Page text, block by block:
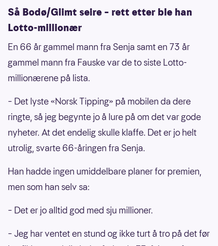
Så Bodø/Glimt seire – rett etter ble han
Lotto-millionær
En 66 år gammel mann fra Senja samt en 73 år
gammel mann fra Fauske var de to siste Lotto-
millionærene på lista.
– Det lyste «Norsk Tipping» på mobilen da dere
ringte, så jeg begynte jo å lure på om det var gode
nyheter. At det endelig skulle klaffe. Det er jo helt
utrolig, svarte 66-åringen fra Senja.
Han hadde ingen umiddelbare planer for premien,
men som han selv sa:
– Det er jo alltid god med sju millioner.
– Jeg har ventet en stund og ikke turt å tro på det før